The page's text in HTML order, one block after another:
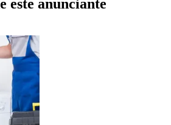
este anunciante